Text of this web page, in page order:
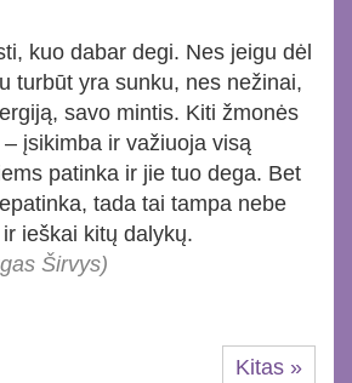
kuo dabar degi. Nes jeigu dėl
turbūt yra sunku, nes nežinai,
savo mintis. Kiti žmonės
įsikimba ir važiuoja visą
patinka ir jie tuo dega. Bet
tada tai tampa nebe
ieškai kitų dalykų.
Širvys)
Kitas »